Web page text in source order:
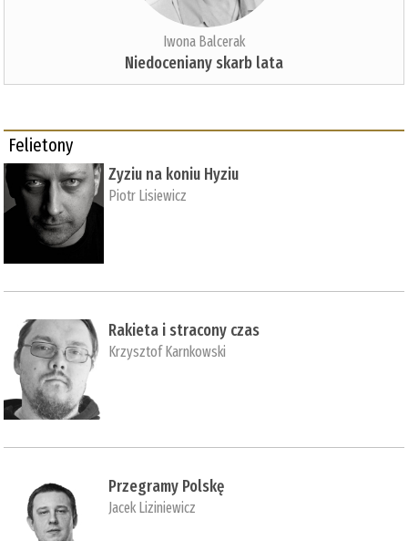
Iwona Balcerak
Niedoceniany skarb lata
Felietony
Zyziu na koniu Hyziu
Piotr Lisiewicz
Rakieta i stracony czas
Krzysztof Karnkowski
Przegramy Polskę
Jacek Liziniewicz